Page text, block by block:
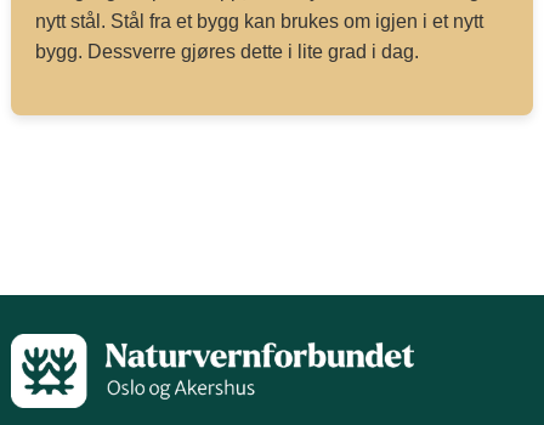
nytt stål. Stål fra et bygg kan brukes om igjen i et nytt
bygg. Dessverre gjøres dette i lite grad i dag.